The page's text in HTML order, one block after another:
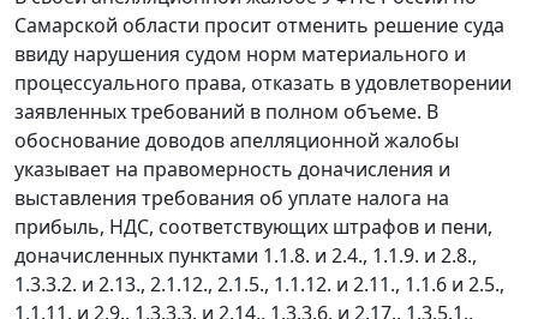
Самарской области просит отменить решение суда
ввиду нарушения судом норм материального и
процессуального права, отказать в удовлетворении
заявленных требований в полном объеме. В
обоснование доводов апелляционной жалобы
указывает на правомерность доначисления и
выставления требования об уплате налога на
прибыль, НДС, соответствующих штрафов и пени,
доначисленных пунктами 1.1.8. и 2.4., 1.1.9. и 2.8.,
1.3.3.2. и 2.13., 2.1.12., 2.1.5., 1.1.12. и 2.11., 1.1.6 и 2.5.,
1.1.11. и 2.9., 1.3.3.3. и 2.14., 1.3.3.6. и 2.17., 1.3.5.1.,